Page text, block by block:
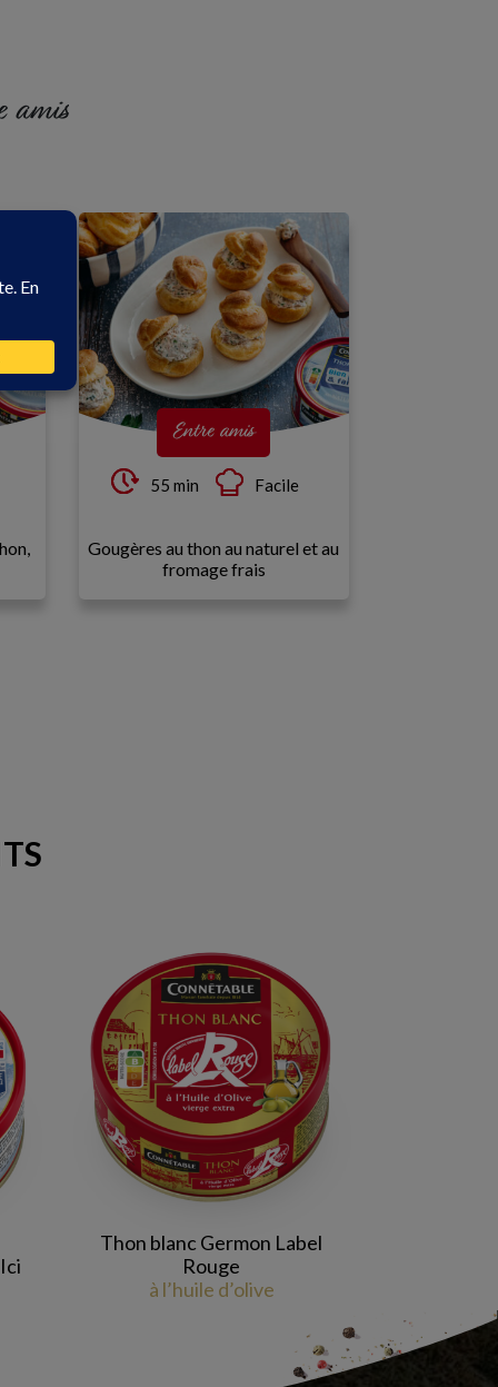
amis
Entre amis
55 min Facile
Gougères au thon au naturel et au
fromage frais
Thon blanc Germon Label
Rouge
à l’huile d’olive